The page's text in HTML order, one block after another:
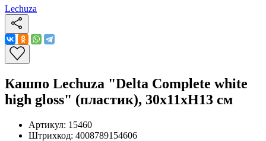
Lechuza
Кашпо Lechuza "Delta Complete white
high gloss" (пластик), 30x11xH13 см
Артикул: 15460
Штрихкод: 4008789154606